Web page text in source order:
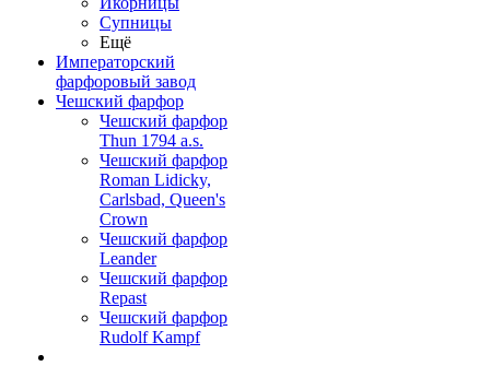
Супницы
Ещё
Императорский
фарфоровый завод
Чешский фарфор
Чешский фарфор
Thun 1794 a.s.
Чешский фарфор
Roman Lidicky,
Carlsbad, Queen's
Crown
Чешский фарфор
Leander
Чешский фарфор
Repast
Чешский фарфор
Rudolf Kampf